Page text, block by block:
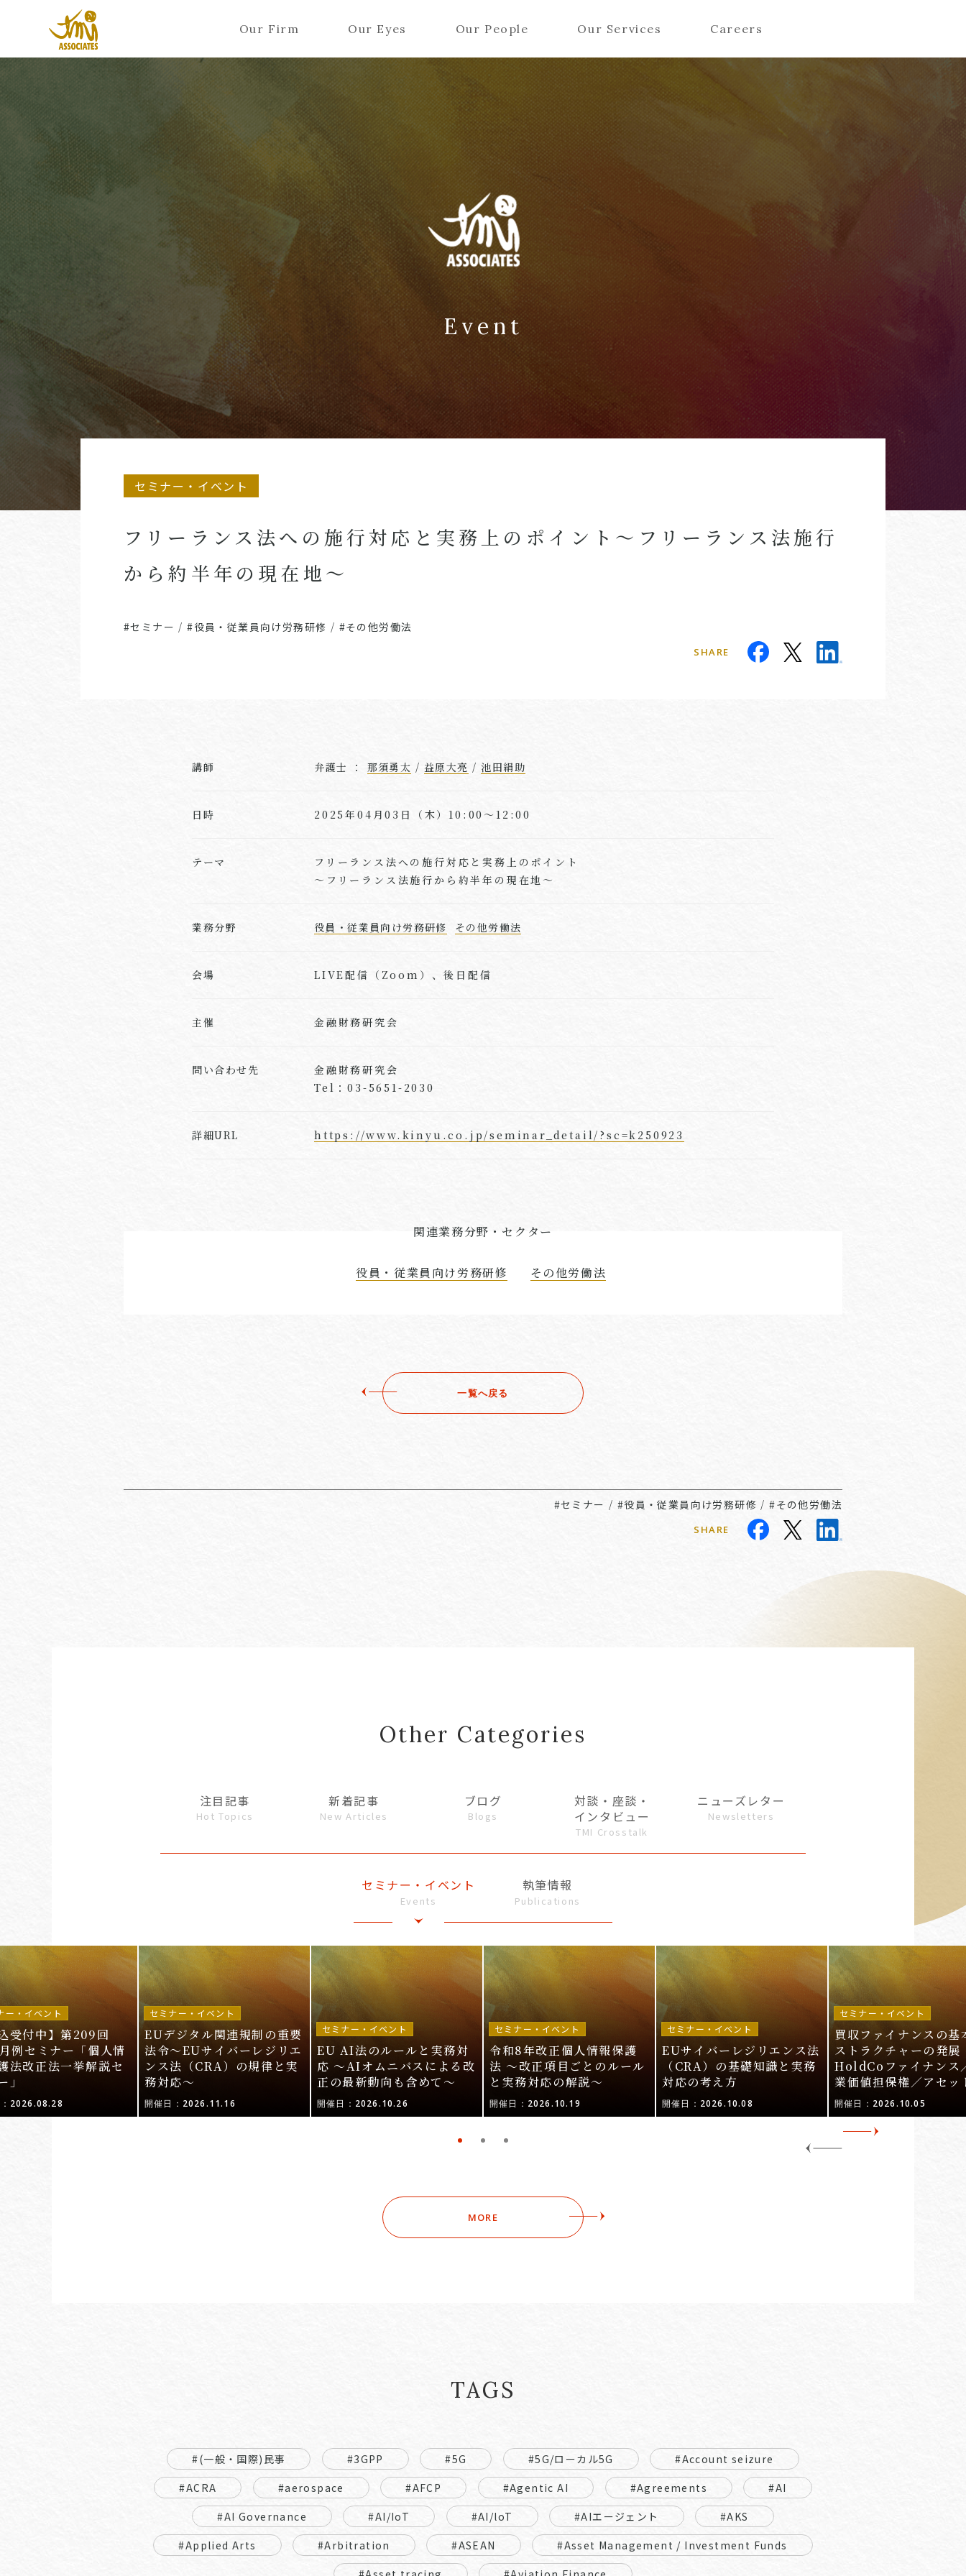
Our Firm Our Eyes Our People Our Services Careers
Event
セミナー・イベント
フリーランス法への施行対応と実務上のポイント〜フリーランス法施行
から約半年の現在地〜
#セミナー /#役員・従業員向け労務研修 / #その他労働法
SHARE
講師 弁護士 ： 那須勇太 /益原大亮 /池田絹助
日時 2025年04月03日（木）10:00～12:00
テーマ
フリーランス法への施行対応と実務上のポイント
〜フリーランス法施行から約半年の現在地〜
業務分野 役員・従業員向け労務研修 その他労働法
会場 LIVE配信（Zoom）、後日配信
主催 金融財務研究会
問い合わせ先
金融財務研究会
Tel：03-5651-2030
詳細URL https://www.kinyu.co.jp/seminar_detail/?sc=k250923
関連業務分野・セクター
役員・従業員向け労務研修 その他労働法
一覧へ戻る
#セミナー / #役員・従業員向け労務研修 /#その他労働法
SHARE
Other Categories
注目記事
Hot Topics
新着記事
New Articles
ブログ
Blogs
対談・座談・
インタビュー
TMI Crosstalk
ニューズレター
Newsletters
セミナー・イベント
Events
執筆情報
Publications
ー・イベント
受付中】第209回
例セミナー「個人情
法改正法一挙解説セ
」
2026.08.28
セミナー・イベント
EUデジタル関連規制の重要
法令〜EUサイバーレジリエ
ンス法（CRA）の規律と実
務対応〜
開催日：2026.11.16
セミナー・イベント
EU AI法のルールと実務対
応 〜AIオムニバスによる改
正の最新動向も含めて〜
開催日：2026.10.26
セミナー・イベント
令和8年改正個人情報保護
法 〜改正項目ごとのルール
と実務対応の解説〜
開催日：2026.10.19
セミナー・イベント
EUサイバーレジリエンス法
（CRA）の基礎知識と実務
対応の考え方
開催日：2026.10.08
セミナー・イベント
買収ファイナンスの基
ストラクチャーの発展
HoldCoファイナンス
業価値担保権／アセッ
活用〜
開催日：2026.10.05
MORE
TAGS
#(一般・国際)民事 #3GPP #5G #5G/ローカル5G
#Account seizure
#ACRA
#aerospace #AFCP #Agentic AI #Agreements
#AI
#AI Governance
#AI/IoT #AI/loT #AIエージェント
#AKS
#Applied Arts
#Arbitration #ASEAN
#Asset Management / Investment Funds